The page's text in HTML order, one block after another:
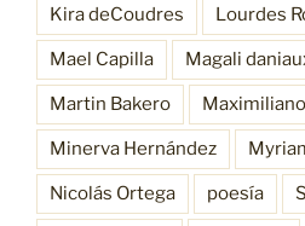
Kira deCoudres Lourdes
Mael Capilla Magali
Martin Bakero
Minerva Hernández
Nicolás Ortega poesía